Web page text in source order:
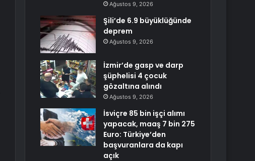
Ağustos 9, 2026
Şili’de 6.9 büyüklüğünde
deprem
Ağustos 9, 2026
İzmir’de gasp ve darp
şüphelisi 4 çocuk
gözaltına alındı
Ağustos 9, 2026
İsviçre 85 bin işçi alımı
yapacak, maaş 7 bin 275
Euro: Türkiye’den
başvuranlara da kapı
açık